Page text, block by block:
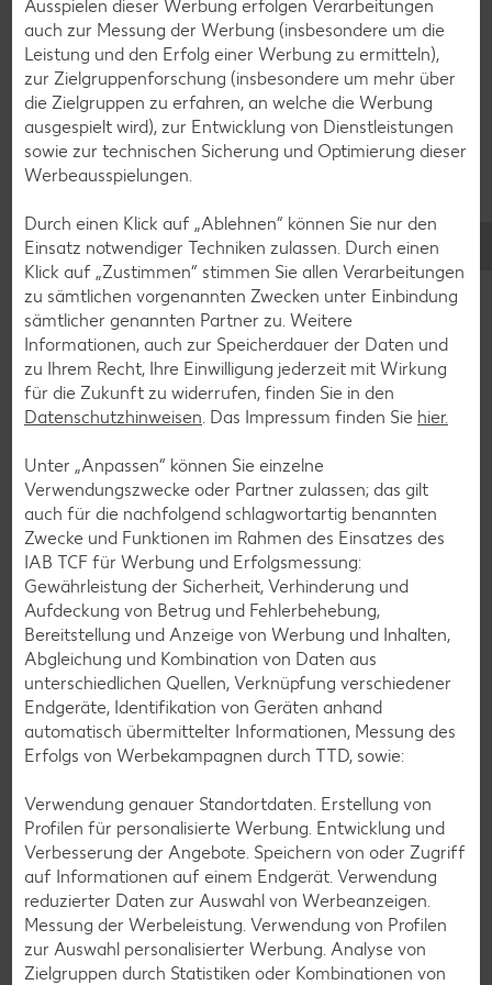
Pasta-Rezepte
Sushi-Rezepte
Raclette-Rezepte
Flammkuchen-Rezepte
Frühstücksrezepte
Salat-Rezepte
Spargel-Rezepte
Fleisch-Rezepte
Fisch-Rezepte
Geflügel-Rezepte
Lamm-Rezepte
Grill-Rezepte
Muffin-Rezepte
Apfelkuchen-Rezepte
Schokokuchen-Rezepte
Torten-Rezepte
Eis-Rezepte
Pfannkuchen-Rezepte
Plätzchen-Rezepte
Smoothie-Rezepte
Bowle-Rezepte
Cocktail-Rezepte
Avocado-Rezepte
Erdbeer-Rezepte
Ausspielen dieser Werbung erfolgen Verarbeitungen
auch zur Messung der Werbung (insbesondere um die
Leistung und den Erfolg einer Werbung zu ermitteln),
zur Zielgruppenforschung (insbesondere um mehr über
die Zielgruppen zu erfahren, an welche die Werbung
ausgespielt wird), zur Entwicklung von Dienstleistungen
sowie zur technischen Sicherung und Optimierung dieser
Werbeausspielungen.
Durch einen Klick auf „Ablehnen“ können Sie nur den
Einsatz notwendiger Techniken zulassen. Durch einen
Klick auf „Zustimmen“ stimmen Sie allen Verarbeitungen
zu sämtlichen vorgenannten Zwecken unter Einbindung
sämtlicher genannten Partner zu. Weitere
Informationen, auch zur Speicherdauer der Daten und
zu Ihrem Recht, Ihre Einwilligung jederzeit mit Wirkung
für die Zukunft zu widerrufen, finden Sie in den
Datenschutzhinweisen . Das Impressum finden Sie hier.
Unter „Anpassen“ können Sie einzelne
Verwendungszwecke oder Partner zulassen; das gilt
auch für die nachfolgend schlagwortartig benannten
Zwecke und Funktionen im Rahmen des Einsatzes des
IAB TCF für Werbung und Erfolgsmessung:
Gewährleistung der Sicherheit, Verhinderung und
Aufdeckung von Betrug und Fehlerbehebung,
Bereitstellung und Anzeige von Werbung und Inhalten,
Abgleichung und Kombination von Daten aus
unterschiedlichen Quellen, Verknüpfung verschiedener
Endgeräte, Identifikation von Geräten anhand
automatisch übermittelter Informationen, Messung des
Erfolgs von Werbekampagnen durch TTD, sowie:
Verwendung genauer Standortdaten. Erstellung von
Profilen für personalisierte Werbung. Entwicklung und
Verbesserung der Angebote. Speichern von oder Zugriff
auf Informationen auf einem Endgerät. Verwendung
reduzierter Daten zur Auswahl von Werbeanzeigen.
Messung der Werbeleistung. Verwendung von Profilen
zur Auswahl personalisierter Werbung. Analyse von
Zielgruppen durch Statistiken oder Kombinationen von